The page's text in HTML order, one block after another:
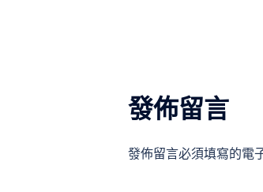
發佈留言
發佈留言必須填寫的電